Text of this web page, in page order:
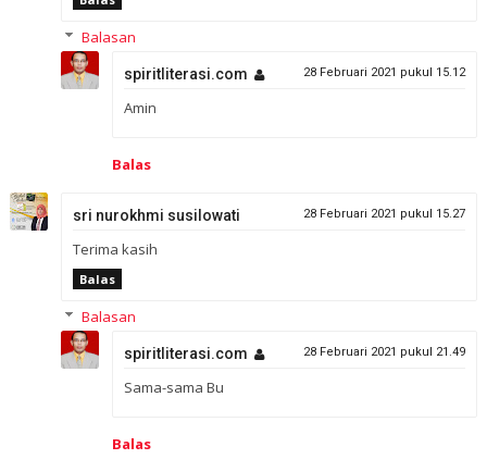
Balasan
spiritliterasi.com 28 Februari 2021 pukul 15.12
Amin
Balas
sri nurokhmi susilowati 28 Februari 2021 pukul 15.27
Terima kasih
Balas
Balasan
spiritliterasi.com 28 Februari 2021 pukul 21.49
Sama-sama Bu
Balas